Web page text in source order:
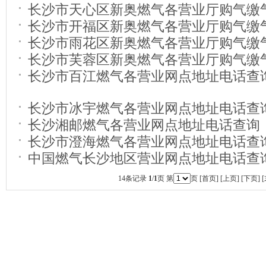
长沙市天心区新奥燃气各营业厅购气缴
长沙市开福区新奥燃气各营业厅购气缴
长沙市雨花区新奥燃气各营业厅购气缴
长沙市芙蓉区新奥燃气各营业厅购气缴
长沙市百江燃气各营业网点地址电话查
长沙市冰宇燃气各营业网点地址电话查
长沙湘邮燃气各营业网点地址电话查询
长沙市澄海燃气各营业网点地址电话查
中国燃气长沙地区营业网点地址电话查
14条记录 1/1页 第 页 [首页] [上页] [下页] [